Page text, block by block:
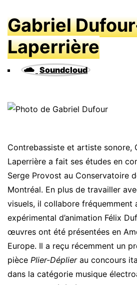
Gabriel
Laperrière
Soundcloud
Contrebassiste et artiste sonore,
Laperrière a fait ses études en
Serge Provost au Conservatoire
Montréal. En plus de travailler
visuels, il collabore fréquemment
expérimental d’animation Félix
œuvres ont été présentées en
Europe. Il a reçu récemment un
pièce Plier-Déplierau concours
dans la catégorie musique